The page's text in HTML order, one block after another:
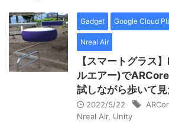
Gadget Google Cloud
Nreal Air
【スマートグラス
ルエアー)で
試しながら歩いて
2022/5/22
Nreal Air, Unity